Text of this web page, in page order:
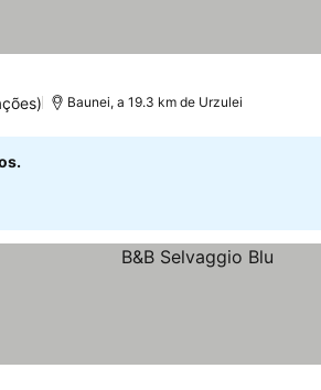
Baunei, a 19.3 km de Urzulei